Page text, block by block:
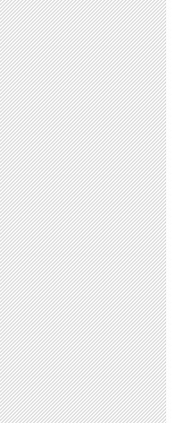
ヨーロッパ都市のモビ
リティの近未来
（１） 〜コロナ危機
以降のヨーロッパの交
通手段の地殻変動
2020-10-30 2020-11-16